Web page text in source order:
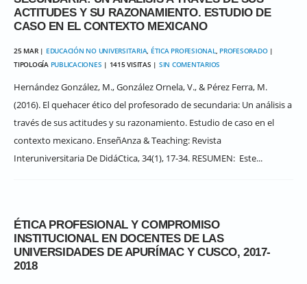
ACTITUDES Y SU RAZONAMIENTO. ESTUDIO DE
CASO EN EL CONTEXTO MEXICANO
25 MAR | EDUCACIÓN NO UNIVERSITARIA, ÉTICA PROFESIONAL, PROFESORADO|
TIPOLOGÍA PUBLICACIONES | 1415 VISITAS | SIN COMENTARIOS
Hernández González, M., González Ornela, V., & Pérez Ferra, M.
(2016). El quehacer ético del profesorado de secundaria: Un análisis a
través de sus actitudes y su razonamiento. Estudio de caso en el
contexto mexicano. EnseñAnza & Teaching: Revista
Interuniversitaria De DidáCtica, 34(1), 17-34. RESUMEN: Este...
ÉTICA PROFESIONAL Y COMPROMISO
INSTITUCIONAL EN DOCENTES DE LAS
UNIVERSIDADES DE APURÍMAC Y CUSCO, 2017-
2018